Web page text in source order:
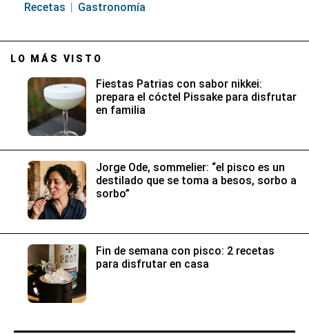
Recetas Gastronomía
LO MÁS VISTO
Fiestas Patrias con sabor nikkei:
prepara el cóctel Pissake para disfrutar
en familia
Jorge Ode, sommelier: “el pisco es un
destilado que se toma a besos, sorbo a
sorbo”
Fin de semana con pisco: 2 recetas
para disfrutar en casa